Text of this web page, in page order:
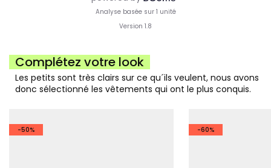
Complétez votre look
Les petits sont très clairs sur ce qu´ils veulent, nous avons
donc sélectionné les vêtements qui ont le plus conquis.
-50% -60%